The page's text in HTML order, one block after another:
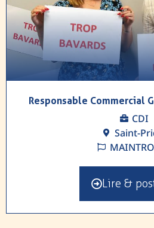
Responsable Commercial
CDI
Saint-
Lire &